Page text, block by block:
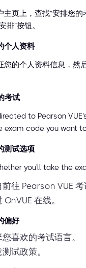
主页上，查找“安排您的
排”按钮。
个人资料
您的个人资料信息，然
考试
to Pearson
exam code you want
测试选项
you'll take the
前往 Pearson VUE
OnVUE 在线。
偏好
喜欢的考试语言。
试政策。